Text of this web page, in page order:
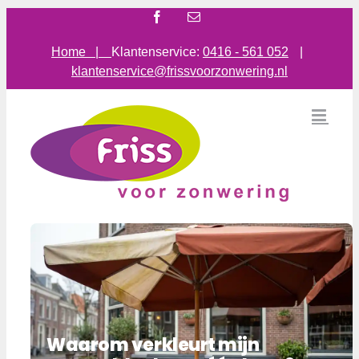
Facebook
E-
Home | Klantenservice: 0416 - 561 052
klantenservice@frissvoorzonwering.nl
Waarom verkleurt mijn